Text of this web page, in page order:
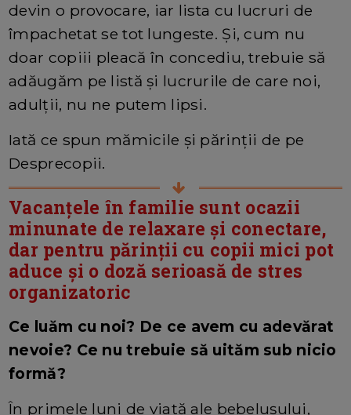
devin o provocare, iar lista cu lucruri de
împachetat se tot lungeste. Și, cum nu
doar copiii pleacă în concediu, trebuie să
adăugăm pe listă și lucrurile de care noi,
adulții, nu ne putem lipsi.
Iată ce spun mămicile și părinții de pe
Desprecopii.
Vacanțele în familie sunt ocazii
minunate de relaxare și conectare,
dar pentru părinții cu copii mici pot
aduce și o doză serioasă de stres
organizatoric
Ce luăm cu noi? De ce avem cu adevărat
nevoie? Ce nu trebuie să uităm sub nicio
formă?
În primele luni de viață ale bebelușului,